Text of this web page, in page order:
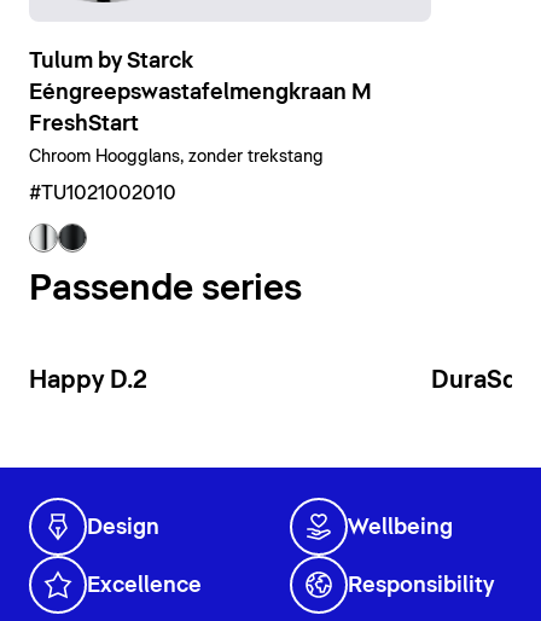
Tulum by Starck
Eéngreepswastafelmengkraan M
FreshStart
Chroom Hoogglans, zonder trekstang
#TU1021002010
Passende series
Happy D.2
Design Wellbeing
Excellence Responsibility